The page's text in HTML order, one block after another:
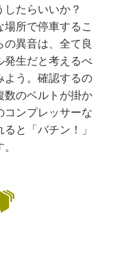
したらいいか？
所で停車するこ
の異音は、全て良
発生だと考えるべ
よう。確認するの
数のベルトが掛か
コンプレッサーな
と「バチン！」